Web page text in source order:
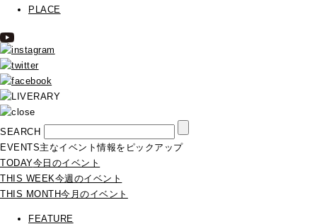
PLACE
SEARCH
EVENTS主なイベント情報をピックアップ
TODAY今日のイベント
THIS WEEK今週のイベント
THIS MONTH今月のイベント
FEATURE